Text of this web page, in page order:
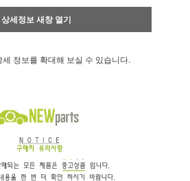
상세정보 새창 열기
세 정보를 확대해 보실 수 있습니다.